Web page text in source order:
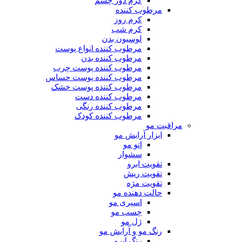
مرطوب کننده
کرم روز
کرم شب
لوسیون بدن
مرطوب کننده انواع پوست
مرطوب کننده بدن
مرطوب کننده پوست چرب
مرطوب کننده پوست حساس
مرطوب کننده پوست خشک
مرطوب کننده دست
مرطوب کننده رنگی
مرطوب کننده کودک
مراقبت مو
ابزار آرایش مو
اتو مو
سشوار
تقویت ابرو
تقویت ریش
تقویت مژه
حالت دهنده مو
اسپری مو
چسب مو
ژل مو
رنگ مو و آرایش مو